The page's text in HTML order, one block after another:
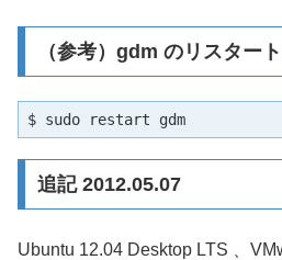
（参考）gdm のリスタート
$ sudo restart gdm
追記 2012.05.07
Ubuntu 12.04 Desktop LTS 、